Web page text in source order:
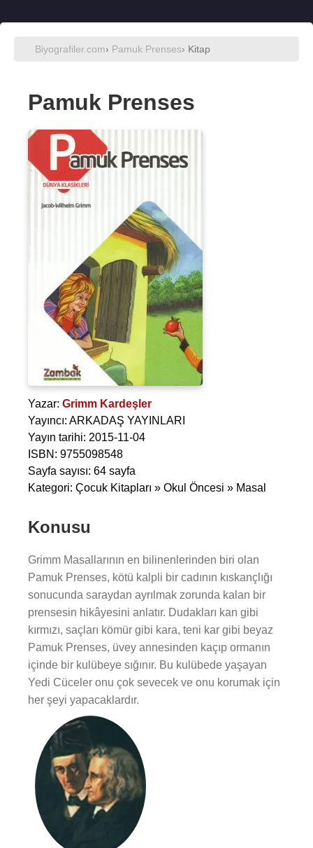
Biyografiler.com› Pamuk Prenses› Kitap
Pamuk Prenses
Yazar: Grimm Kardeşler
Yayıncı: ARKADAŞ YAYINLARI
Yayın tarihi: 2015-11-04
ISBN: 9755098548
Sayfa sayısı: 64 sayfa
Kategori: Çocuk Kitapları » Okul Öncesi » Masal
Konusu
Grimm Masallarının en bilinenlerinden biri olan
Pamuk Prenses, kötü kalpli bir cadının kıskançlığı
sonucunda saraydan ayrılmak zorunda kalan bir
prensesin hikâyesini anlatır. Dudakları kan gibi
kırmızı, saçları kömür gibi kara, teni kar gibi beyaz
Pamuk Prenses, üvey annesinden kaçıp ormanın
içinde bir kulübeye sığınır. Bu kulübede yaşayan
Yedi Cüceler onu çok sevecek ve onu korumak için
her şeyi yapacaklardır.